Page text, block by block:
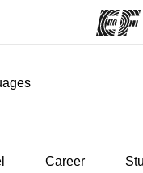
Career